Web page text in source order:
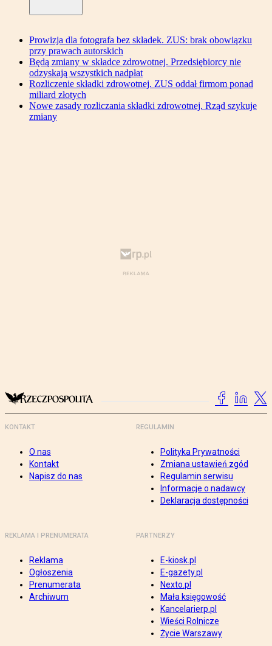
Prowizja dla fotografa bez składek. ZUS: brak obowiązku
przy prawach autorskich
Będą zmiany w składce zdrowotnej. Przedsiębiorcy nie
odzyskają wszystkich nadpłat
Rozliczenie składki zdrowotnej. ZUS oddał firmom ponad
miliard złotych
Nowe zasady rozliczania składki zdrowotnej. Rząd szykuje
zmiany
KONTAKT
O nas
Kontakt
Napisz do nas
REGULAMIN
Polityka Prywatności
Zmiana ustawień zgód
Regulamin serwisu
Informacje o nadawcy
Deklaracja dostępności
REKLAMA I PRENUMERATA
Reklama
Ogłoszenia
Prenumerata
Archiwum
PARTNERZY
E-kiosk.pl
E-gazety.pl
Nexto.pl
Mała księgowość
Kancelarierp.pl
Wieści Rolnicze
Życie Warszawy